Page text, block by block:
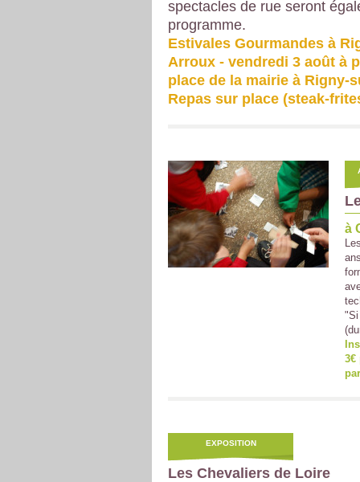
spectacles de rue seront
programme.
Estivales Gourmandes à
Arroux - vendredi 3 août à
place de la mairie à Rigny-
Repas sur place (steak-
à
"Si
3€
EXPOSITION
Les Chevaliers de Loire